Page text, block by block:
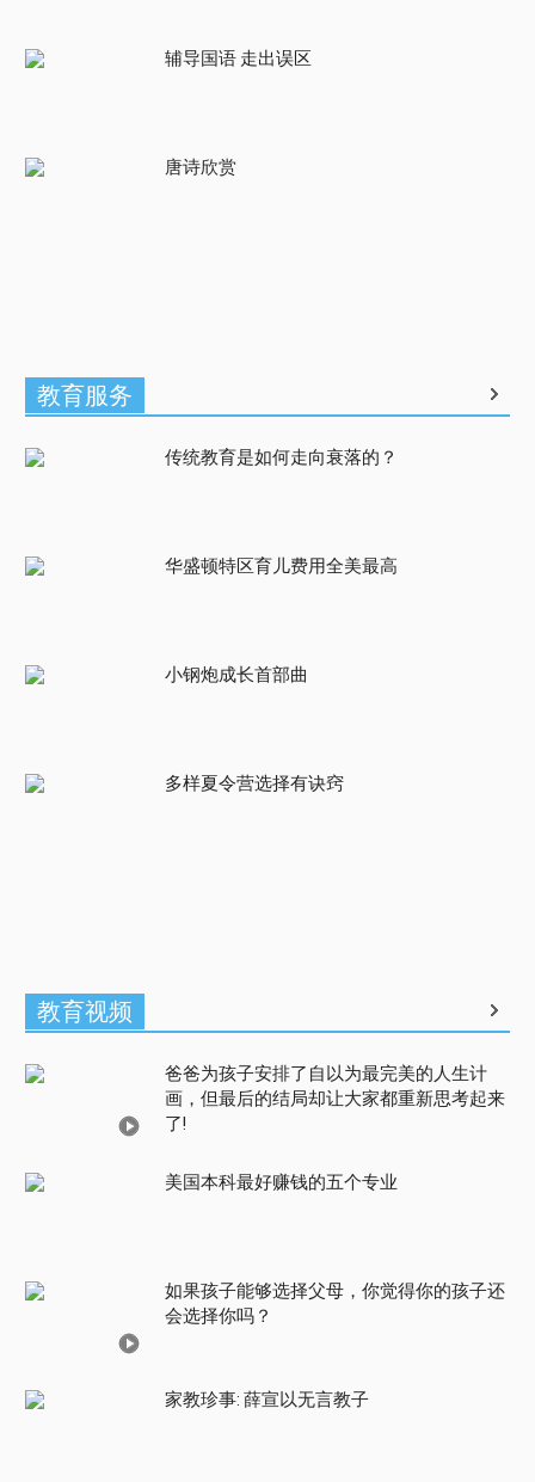
辅导国语 走出误区
唐诗欣赏
教育服务
传统教育是如何走向衰落的？
华盛顿特区育儿费用全美最高
小钢炮成长首部曲
多样夏令营选择有诀窍
教育视频
爸爸为孩子安排了自以为最完美的人生计
画，但最后的结局却让大家都重新思考起来
了!
美国本科最好赚钱的五个专业
如果孩子能够选择父母，你觉得你的孩子还
会选择你吗？
家教珍事: 薛宣以无言教子